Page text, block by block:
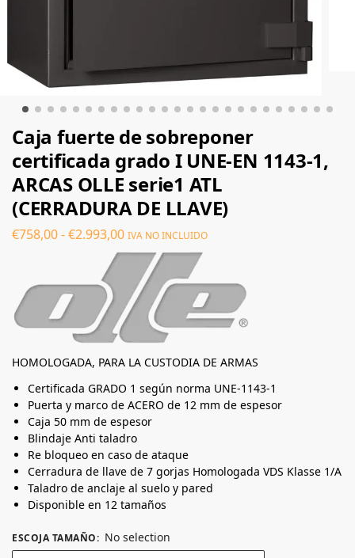
Caja fuerte de sobreponer
certificada grado I UNE-EN 1143-1,
ARCAS OLLE serie1 ATL
(CERRADURA DE LLAVE)
€758,00-€2.993,00 IVA NO INCLUIDO
HOMOLOGADA, PARA LA CUSTODIA DE ARMAS
Certificada GRADO 1 según norma UNE-1143-1
Puerta y marco de ACERO de 12 mm de espesor
Caja 50 mm de espesor
Blindaje Anti taladro
Re bloqueo en caso de ataque
Cerradura de llave de 7 gorjas Homologada VDS Klasse 1/A
Taladro de anclaje al suelo y pared
Disponible en 12 tamaños
ESCOJA TAMAÑO: No selection